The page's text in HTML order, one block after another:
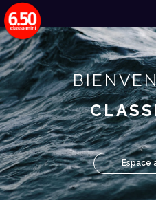
Espace